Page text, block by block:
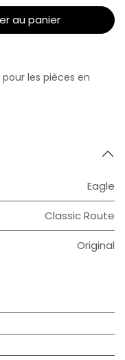
au panier
les pièces en
Eagle
Classic Route
Original